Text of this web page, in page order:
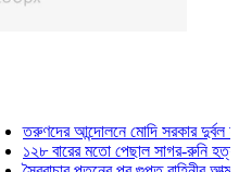
তরুণদের আন্দোলনে মোদি সরকার দুর্বল
১২৮ বারের মতো পেছাল সাগর-রুনি হত্যা